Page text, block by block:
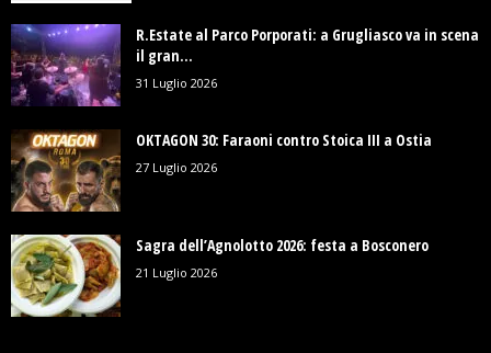
R.Estate al Parco Porporati: a Grugliasco va in scena
il gran...
31 Luglio 2026
OKTAGON 30: Faraoni contro Stoica III a Ostia
27 Luglio 2026
Sagra dell’Agnolotto 2026: festa a Bosconero
21 Luglio 2026